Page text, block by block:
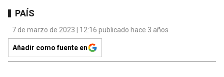
PAÍS
7 de marzo de 2023 | 12:16 publicado hace 3 años
Añadir como fuente en